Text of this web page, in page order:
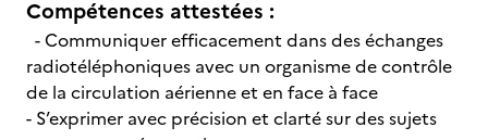
Compétences attestées :
- Communiquer efficacement dans des échanges
radiotéléphoniques avec un organisme de contrôle
de la circulation aérienne et en face à face
- S’exprimer avec précision et clarté sur des sujets